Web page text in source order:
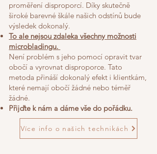
proměření disproporcí. Díky skutečně
široké barevné škále našich odstínů bude
výsledek dokonalý.
To ale nejsou zdaleka všechny možnosti
microbladingu.
Není problém s jeho pomocí opravit tvar
obočí a vyrovnat disproporce. Tato
metoda přináší dokonalý efekt i klientkám,
které nemají obočí žádné nebo téměř
žádné.
Přijďte k nám a dáme vše do pořádku.
Více info o našich technikách